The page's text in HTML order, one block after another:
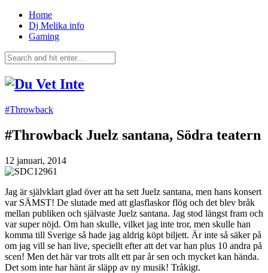
Home
Dj Melika info
Gaming
#Throwback
#Throwback Juelz santana, Södra teatern
12 januari, 2014
Jag är självklart glad över att ha sett Juelz santana, men hans konsert
var SÄMST! De slutade med att glasflaskor flög och det blev bråk
mellan publiken och självaste Juelz santana. Jag stod längst fram och
var super nöjd. Om han skulle, vilket jag inte tror, men skulle han
komma till Sverige så hade jag aldrig köpt biljett. Är inte så säker på
om jag vill se han live, speciellt efter att det var han plus 10 andra på
scen! Men det här var trots allt ett par år sen och mycket kan hända.
Det som inte har hänt är släpp av ny musik! Tråkigt.